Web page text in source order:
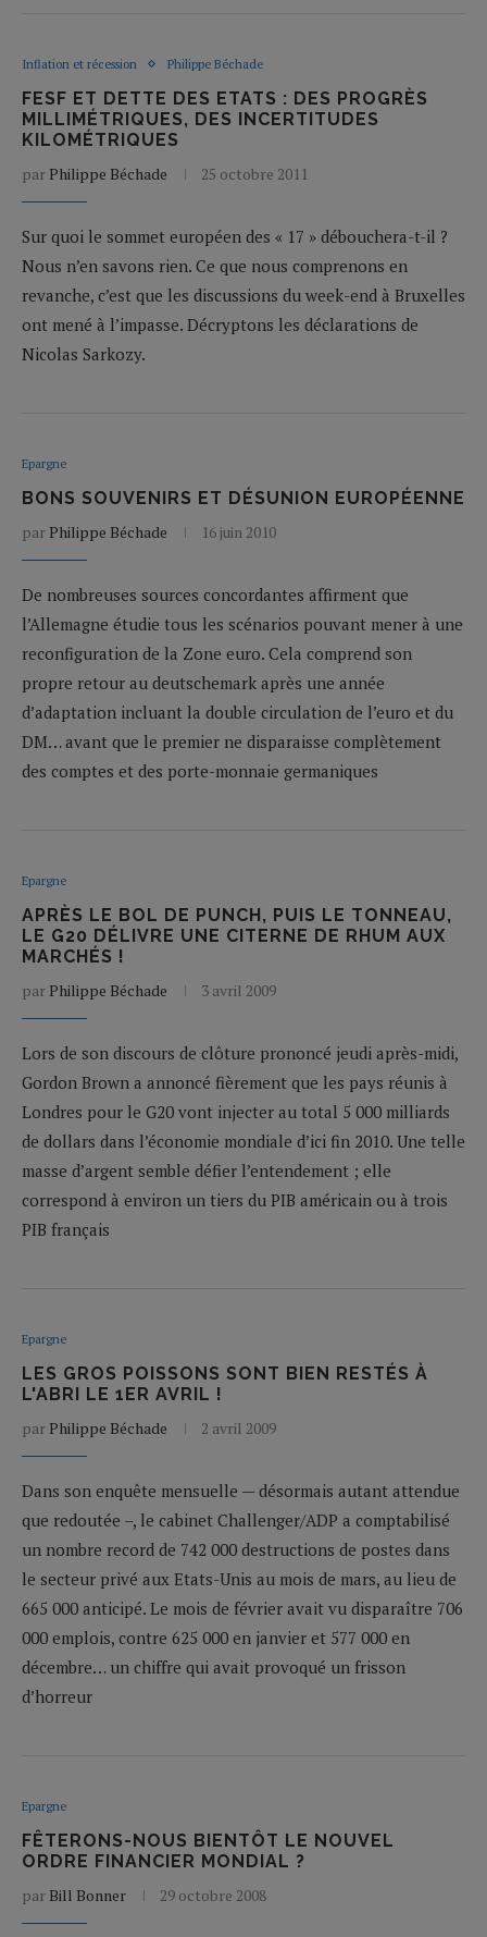
Inflation et récession Philippe Béchade
FESF ET DETTE DES ETATS : DES PROGRÈS
MILLIMÉTRIQUES, DES INCERTITUDES
KILOMÉTRIQUES
par Philippe Béchade 25 octobre 2011
Sur quoi le sommet européen des « 17 » débouchera-t-il ?
Nous n’en savons rien. Ce que nous comprenons en
revanche, c’est que les discussions du week-end à Bruxelles
ont mené à l’impasse. Décryptons les déclarations de
Nicolas Sarkozy.
Epargne
BONS SOUVENIRS ET DÉSUNION EUROPÉENNE
par Philippe Béchade 16 juin 2010
De nombreuses sources concordantes affirment que
l’Allemagne étudie tous les scénarios pouvant mener à une
reconfiguration de la Zone euro. Cela comprend son
propre retour au deutschemark après une année
d’adaptation incluant la double circulation de l’euro et du
DM… avant que le premier ne disparaisse complètement
des comptes et des porte-monnaie germaniques
Epargne
APRÈS LE BOL DE PUNCH, PUIS LE TONNEAU,
LE G20 DÉLIVRE UNE CITERNE DE RHUM AUX
MARCHÉS !
par Philippe Béchade 3 avril 2009
Lors de son discours de clôture prononcé jeudi après-midi,
Gordon Brown a annoncé fièrement que les pays réunis à
Londres pour le G20 vont injecter au total 5 000 milliards
de dollars dans l’économie mondiale d’ici fin 2010. Une telle
masse d’argent semble défier l’entendement ; elle
correspond à environ un tiers du PIB américain ou à trois
PIB français
Epargne
LES GROS POISSONS SONT BIEN RESTÉS À
L'ABRI LE 1ER AVRIL !
par Philippe Béchade 2 avril 2009
Dans son enquête mensuelle — désormais autant attendue
que redoutée –, le cabinet Challenger/ADP a comptabilisé
un nombre record de 742 000 destructions de postes dans
le secteur privé aux Etats-Unis au mois de mars, au lieu de
665 000 anticipé. Le mois de février avait vu disparaître 706
000 emplois, contre 625 000 en janvier et 577 000 en
décembre… un chiffre qui avait provoqué un frisson
d’horreur
Epargne
FÊTERONS-NOUS BIENTÔT LE NOUVEL
ORDRE FINANCIER MONDIAL ?
par Bill Bonner 29 octobre 2008